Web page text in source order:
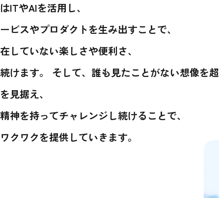
ITやAIを活用し、
ビスやプロダクトを生み出すことで、
していない楽しさや便利さ、
けます。
そして、誰も見たことがない想像を超
見据え、
神を持ってチャレンジし続けることで、
クワクを提供していきます。